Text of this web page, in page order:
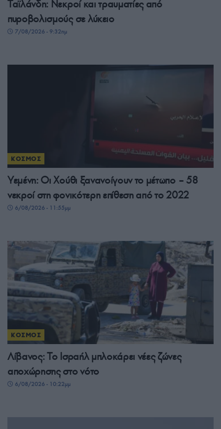
Ταϊλάνδη: Νεκροί και τραυματίες από
πυροβολισμούς σε λύκειο
7/08/2026 - 9:32πμ
ΚΟΣΜΟΣ
Υεμένη: Οι Χούθι ξανανοίγουν το μέτωπο – 58
νεκροί στη φονικότερη επίθεση από το 2022
6/08/2026 - 11:55μμ
ΚΟΣΜΟΣ
Λίβανος: Το Ισραήλ μπλοκάρει νέες ζώνες
αποχώρησης στο νότο
6/08/2026 - 10:22μμ